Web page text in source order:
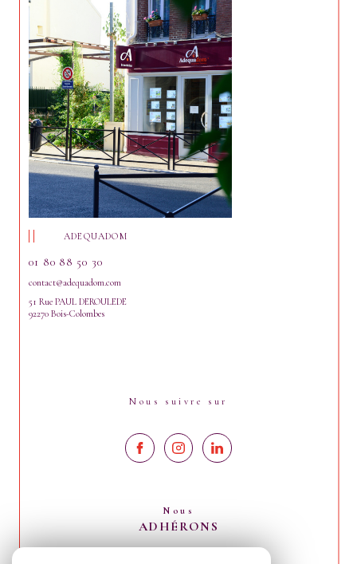
ADEQUADOM
01 80 88 50 30
contact@adequadom.com
51 Rue PAUL DEROULEDE
92270 Bois-Colombes
Nous suivre sur
Nous
ADHÉRONS